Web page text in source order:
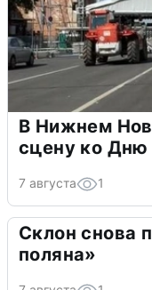
В Нижнем
сцену ко Дню
7 августа 1
Склон снова
поляна»